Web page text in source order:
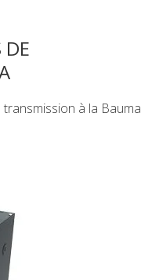
DE
à la Bauma